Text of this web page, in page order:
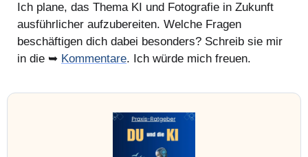
Ich plane, das Thema KI und Fotografie in Zukunft
ausführlicher aufzubereiten. Welche Fragen
beschäftigen dich dabei besonders? Schreib sie mir
in die ➥ Kommentare. Ich würde mich freuen.